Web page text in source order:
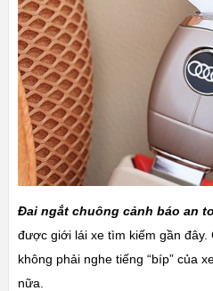
Đai ngắt chuông cảnh báo an
được giới lái xe tìm kiếm gần đây.
không phải nghe tiếng “bíp” của
nữa.